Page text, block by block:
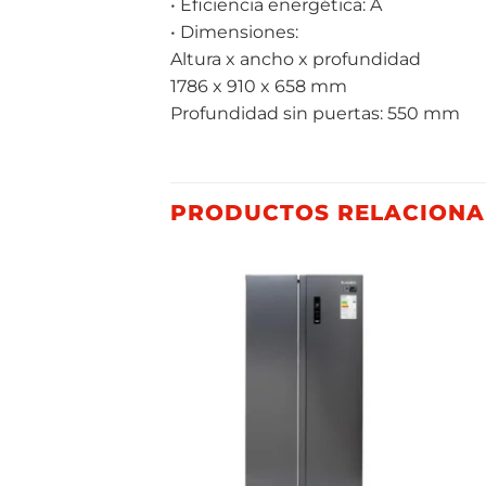
• Eficiencia energética: A
• Dimensiones:
Altura x ancho x profundidad
1786 x 910 x 658 mm
Profundidad sin puertas: 550 mm
PRODUCTOS